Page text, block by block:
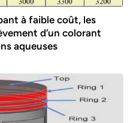
à faible coût, les
d’un colorant
aqueuses